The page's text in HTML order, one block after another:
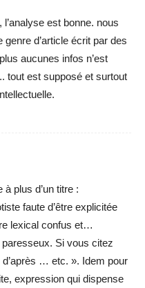
est bonne. nous
genre d’article écrit par des
aucunes infos n’est
tout est supposé et surtout
plus d’un titre :
faute d’être explicitée
lexical confus et…
Si vous citez
… etc. ». Idem pour
expression qui dispense